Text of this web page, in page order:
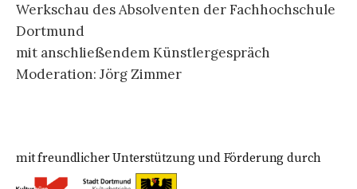
Werkschau des Absolventen der Fachhochschule
Dortmund
mit anschließendem Künstlergespräch
Moderation: Jörg Zimmer
mit freundlicher Unterstützung und Förderung durch